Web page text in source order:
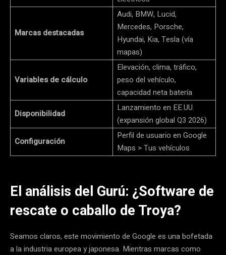
Marcas destacadas
Audi, BMW, Lucid,
Mercedes, Porsche,
Hyundai, Kia, Tesla (vía
mapas)
Variables de cálculo
Elevación, clima, tráfico,
peso del vehículo,
capacidad neta batería
Disponibilidad
Lanzamiento en EE.UU.
(expansión global Q3 2026)
Configuración
Perfil de usuario en Google
Maps > Tus vehículos
El análisis del Gurú: ¿Software de
rescate o caballo de Troya?
Seamos claros, este movimiento de Google es una bofetada
a la industria europea y japonesa. Mientras marcas como